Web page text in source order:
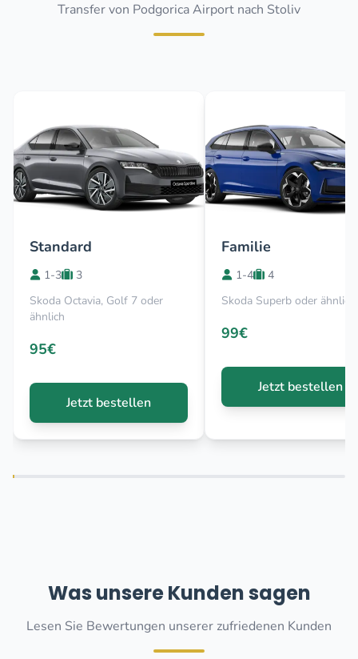
Transfer von Podgorica Airport nach Stoliv
Standard
1-3
3
Skoda Octavia, Golf 7 oder
ähnlich
95€
Jetzt bestellen
Familie
1-4
4
Skoda Superb oder ähnlich
99€
Jetzt bestellen
Was unsere Kunden sagen
Lesen Sie Bewertungen unserer zufriedenen Kunden